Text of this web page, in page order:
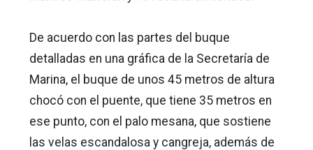
De acuerdo con las partes del buque
detalladas en una gráfica de la Secretaría de
Marina, el buque de unos 45 metros de altura
chocó con el puente, que tiene 35 metros en
ese punto, con el palo mesana, que sostiene
las velas escandalosa y cangreja, además de